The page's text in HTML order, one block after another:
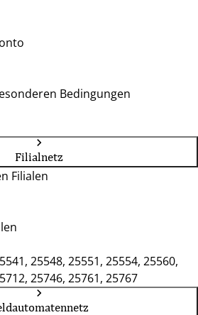
Bedingungen
Filialnetz
Filialen
25548, 25551, 25554, 25560,
25746, 25761, 25767